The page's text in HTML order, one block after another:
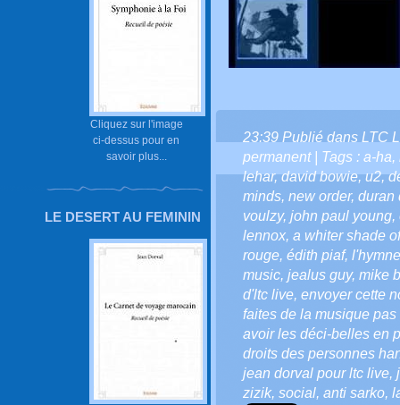
Cliquez sur l'image
ci-dessus pour en
savoir plus...
LE DESERT AU FEMININ
23:39 Publié dans LTC
permanent| Tags : a-ha,
lehar,david bowie,u2,
minds, new order, duran
voulzy, john paul young,
lennox, a whiter shade
rouge, édith piaf,
music, jealus guy, mike
d'ltc live, envoyer cette
faites de la musique
avoir les déci-belles en
droits des personnes
jean dorval pour ltc live,
zizik, social, anti sarko,